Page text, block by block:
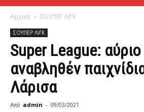
Αρχική ΣΟΥΠΕΡ ΛΙΓΚ
ΣΟΥΠΕΡ ΛΙΓΚ
Super League:
αναβληθέν
Λάρισα
Από admin - 09/03/2021